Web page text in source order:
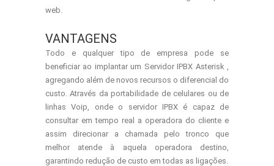
web.
VANTAGENS
Todo e qualquer tipo de empresa pode se
beneficiar ao implantar um Servidor IPBX Asterisk ,
agregando além de novos recursos o diferencial do
custo. Através da portabilidade de celulares ou de
linhas Voip, onde o servidor IPBX é capaz de
consultar em tempo real a operadora do cliente e
assim direcionar a chamada pelo tronco que
melhor atende à aquela operadora destino,
garantindo redução de custo em todas as ligações.